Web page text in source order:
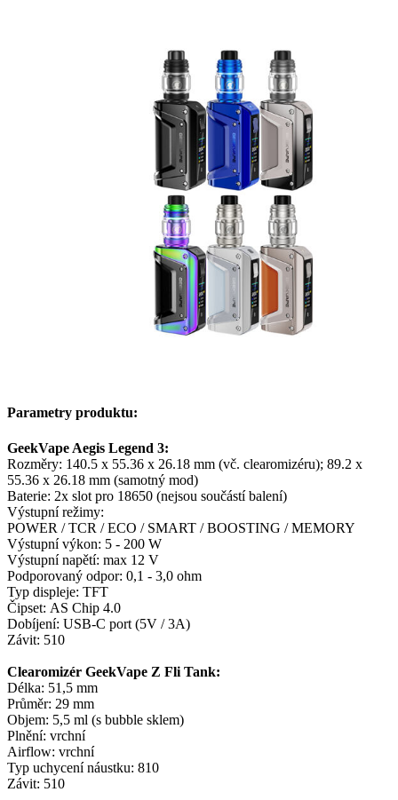
Parametry produktu:
GeekVape Aegis Legend 3:
Rozměry: 140.5 x 55.36 x 26.18 mm (vč. clearomizéru); 89.2 x
55.36 x 26.18 mm (samotný mod)
Baterie: 2x slot pro 18650 (nejsou součástí balení)
Výstupní režimy:
POWER / TCR / ECO / SMART / BOOSTING / MEMORY
Výstupní výkon: 5 - 200 W
Výstupní napětí: max 12 V
Podporovaný odpor: 0,1 - 3,0 ohm
Typ displeje: TFT
Čipset: AS Chip 4.0
Dobíjení: USB-C port (5V / 3A)
Závit: 510
Clearomizér GeekVape Z Fli Tank:
Délka: 51,5 mm
Průměr: 29 mm
Objem: 5,5 ml (s bubble sklem)
Plnění: vrchní
Airflow: vrchní
Typ uchycení náustku: 810
Závit: 510